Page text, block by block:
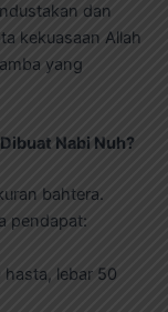
dan
kekuasaan Allah
yang
Nabi Nuh?
bahtera.
pendapat:
lebar 50